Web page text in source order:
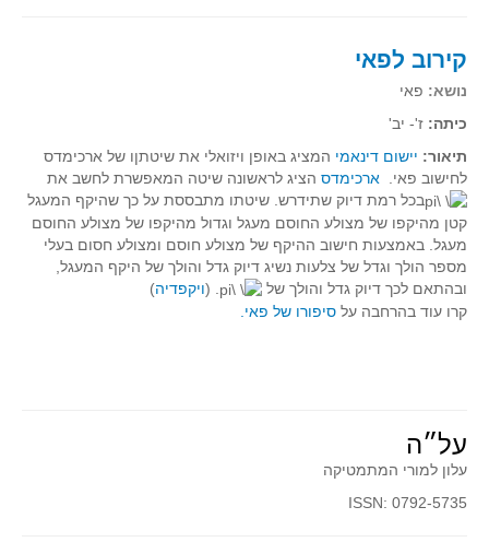
קירוב לפאי
נושא: פאי
כיתה: ז'- יב'
תיאור: יישום דינאמי המציג באופן ויזואלי את שיטתןו של ארכימדס
לחישוב פאי. ארכימדס הציג לראשונה שיטה המאפשרת לחשב את
בכל רמת דיוק שתידרש. שיטתו מתבססת על כך שהיקף המעגל
קטן מהיקפו של מצולע החוסם מעגל וגדול מהיקפו של מצולע החוסם
מעגל. באמצעות חישוב ההיקף של מצולע חוסם ומצולע חסום בעלי
מספר הולך וגדל של צלעות נשיג דיוק גדל והולך של היקף המעגל,
ובהתאם לכך דיוק גדל והולך של
. (ויקפדיה)
קרו עוד בהרחבה על סיפורו של פאי.
על״ה
עלון למורי המתמטיקה
ISSN: 0792-5735